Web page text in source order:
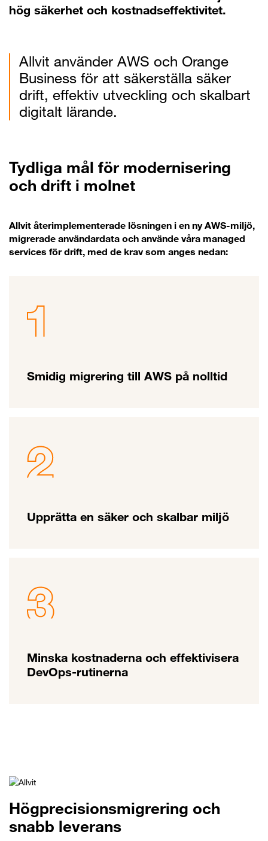
hög säkerhet och kostnadseffektivitet.
Allvit använder AWS och Orange
Business för att säkerställa säker
drift, effektiv utveckling och skalbart
digitalt lärande.
Tydliga mål för modernisering
och drift i molnet
Allvit återimplementerade lösningen i en ny AWS-miljö,
migrerade användardata och använde våra managed
services för drift, med de krav som anges nedan:
Smidig migrering till AWS på nolltid
Upprätta en säker och skalbar miljö
Minska kostnaderna och effektivisera
DevOps-rutinerna
Högprecisionsmigrering och
snabb leverans